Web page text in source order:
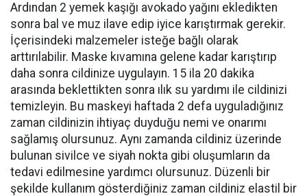
Ardından 2 yemek kaşığı avokado yağını ekledikten
sonra bal ve muz ilave edip iyice karıştırmak gerekir.
İçerisindeki malzemeler isteğe bağlı olarak
arttırılabilir. Maske kıvamına gelene kadar karıştırıp
daha sonra cildinize uygulayın. 15 ila 20 dakika
arasında beklettikten sonra ılık su yardımı ile cildinizi
temizleyin. Bu maskeyi haftada 2 defa uyguladığınız
zaman cildinizin ihtiyaç duyduğu nemi ve onarımı
sağlamış olursunuz. Aynı zamanda cildiniz üzerinde
bulunan sivilce ve siyah nokta gibi oluşumların da
tedavi edilmesine yardımcı olursunuz. Düzenli bir
şekilde kullanım gösterdiğiniz zaman cildiniz elastil bir